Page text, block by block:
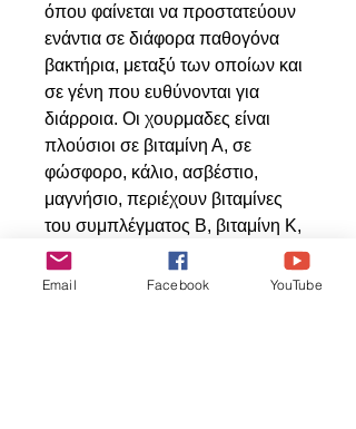
όπου φαίνεται να προστατεύουν
ενάντια σε διάφορα παθογόνα
βακτήρια, μεταξύ των οποίων και
σε γένη που ευθύνονται για
διάρροια. Οι χουρμαδες είναι
πλούσιοι σε βιταμίνη Α, σε
φώσφορο, κάλιο, ασβέστιο,
μαγνήσιο, περιέχουν βιταμίνες
του συμπλέγματος Β, βιταμίνη Κ,
ριβοφλαβίνη, νιασίνη και άλλα
θρεπτικά συστατικά και μέταλλα.
Email Facebook YouTube